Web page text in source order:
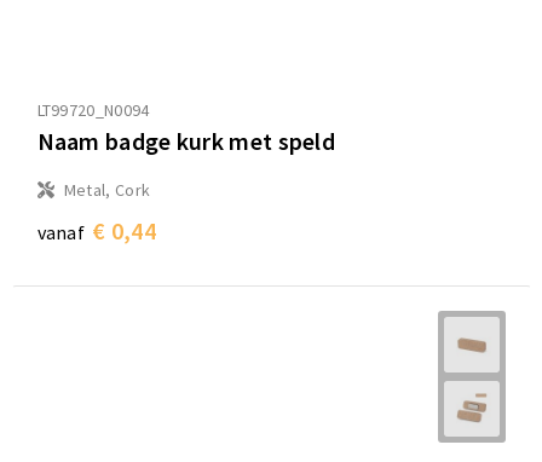
LT99720_N0094
Naam badge kurk met speld
Metal, Cork
vanaf € 0,44